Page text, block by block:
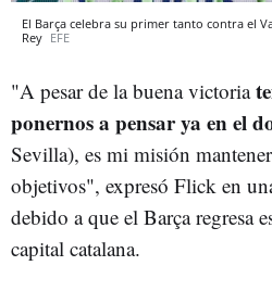
El Barça celebra su primer tanto contra el
Rey EFE
"A pesar de la buena victoria
ponernos a pensar ya en el
Sevilla), es mi misión
objetivos", expresó Flick en
debido a que el Barça regresa
capital catalana.